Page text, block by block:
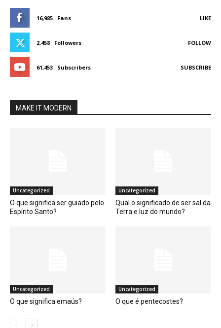
16,985 Fans LIKE
2,458 Followers FOLLOW
61,453 Subscribers SUBSCRIBE
MAKE IT MODERN
Uncategorized
O que significa ser guiado pelo
Espírito Santo?
Uncategorized
Qual o significado de ser sal da
Terra e luz do mundo?
Uncategorized
O que significa emaús?
Uncategorized
O que é pentecostes?